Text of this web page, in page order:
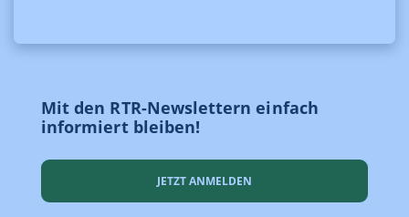
Mit den RTR-Newslettern einfach
informiert bleiben!
JETZT ANMELDEN